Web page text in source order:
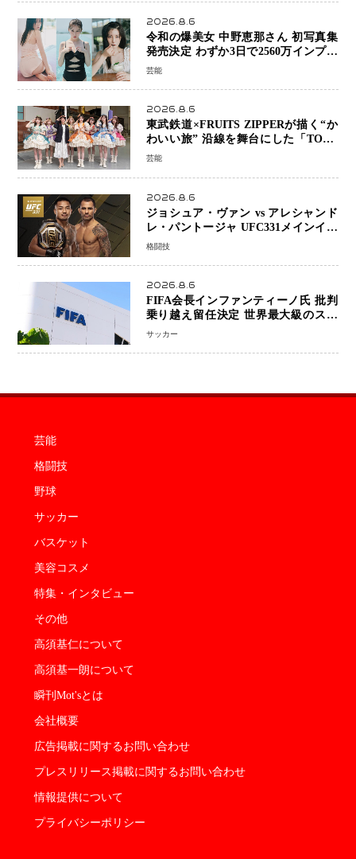
2026.8.6
令和の爆美女 中野恵那さん 初写真集
発売決定 わずか3日で2560万インプレ
ッションを記録した話題の美貌を凝縮
芸能
2026.8.6
東武鉄道×FRUITS ZIPPERが描く“か
わいい旅” 沿線を舞台にした「TOBU
KAWAII PROJECT」が開幕
芸能
2026.8.6
ジョシュア・ヴァン vs アレシャンド
レ・パントージャ UFC331メインイベ
ントで再戦決定 「完全決着」に世界
王座挑戦は再び遠のく
格闘技
2026.8.6
FIFA会長インファンティーノ氏 批判
乗り越え留任決定 世界最大級のスポ
ーツ組織を支える「権威」は揺るがず
サッカー
芸能
格闘技
野球
サッカー
バスケット
美容コスメ
特集・インタビュー
その他
高須基仁について
高須基一朗について
瞬刊Mot'sとは
会社概要
広告掲載に関するお問い合わせ
プレスリリース掲載に関するお問い合わせ
情報提供について
プライバシーポリシー